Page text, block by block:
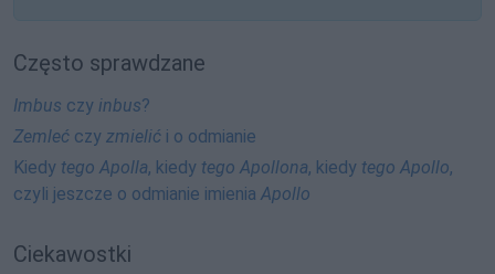
Często sprawdzane
Imbus czy inbus?
Zemleć czy zmielić i o odmianie
Kiedy tego Apolla, kiedy tego Apollona, kiedy tego Apollo,
czyli jeszcze o odmianie imienia Apollo
Ciekawostki